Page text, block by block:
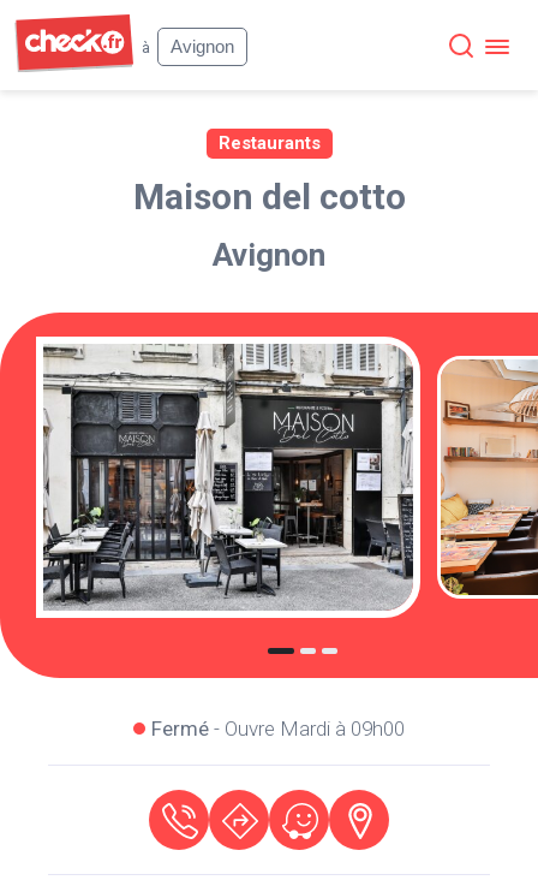
à
Avignon
Restaurants
Maison del cotto
Avignon
Fermé - Ouvre Mardi à 09h00